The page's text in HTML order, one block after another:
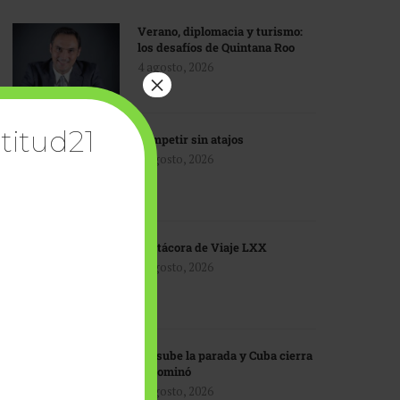
Verano, diplomacia y turismo:
los desafíos de Quintana Roo
4 agosto, 2026
Competir sin atajos
4 agosto, 2026
Bitácora de Viaje LXX
3 agosto, 2026
EU sube la parada y Cuba cierra
el dominó
3 agosto, 2026
×